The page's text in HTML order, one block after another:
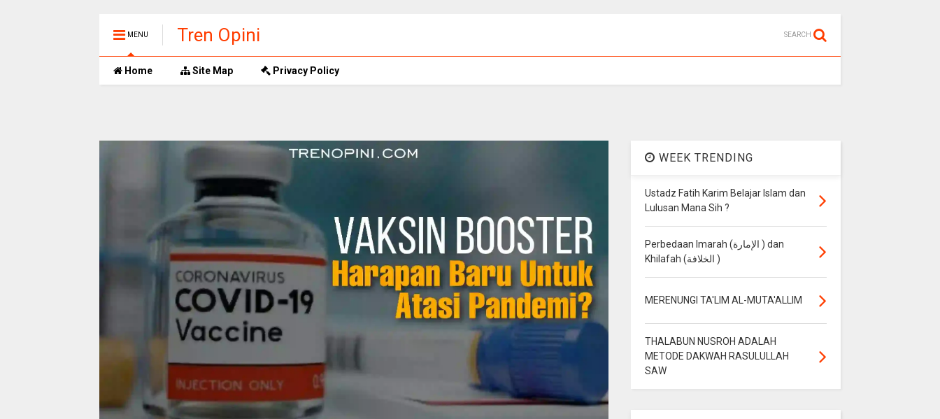
MENU Tren Opini SEARCH
Home Site Map Privacy Policy
WEEK TRENDING
Ustadz Fatih Karim Belajar Islam dan
Lulusan Mana Sih ?
Perbedaan Imarah (الإمارة ) dan
Khilafah (الخلافة )
MERENUNGI TA'LIM AL-MUTA'ALLIM
THALABUN NUSROH ADALAH
METODE DAKWAH RASULULLAH
SAW